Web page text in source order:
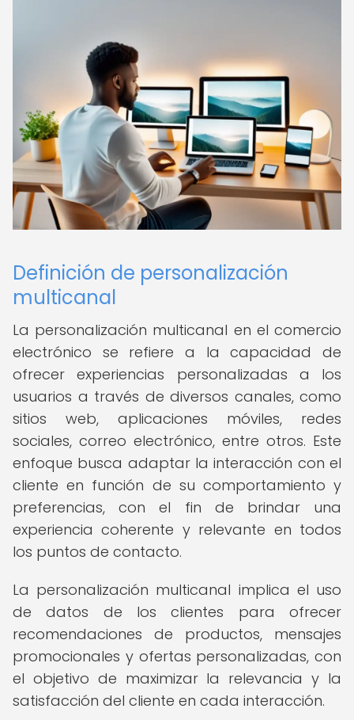
Definición de personalización
multicanal
La personalización multicanal en el comercio
electrónico se refiere a la capacidad de
ofrecer experiencias personalizadas a los
usuarios a través de diversos canales, como
sitios web, aplicaciones móviles, redes
sociales, correo electrónico, entre otros. Este
enfoque busca adaptar la interacción con el
cliente en función de su comportamiento y
preferencias, con el fin de brindar una
experiencia coherente y relevante en todos
los puntos de contacto.
La personalización multicanal implica el uso
de datos de los clientes para ofrecer
recomendaciones de productos, mensajes
promocionales y ofertas personalizadas, con
el objetivo de maximizar la relevancia y la
satisfacción del cliente en cada interacción.